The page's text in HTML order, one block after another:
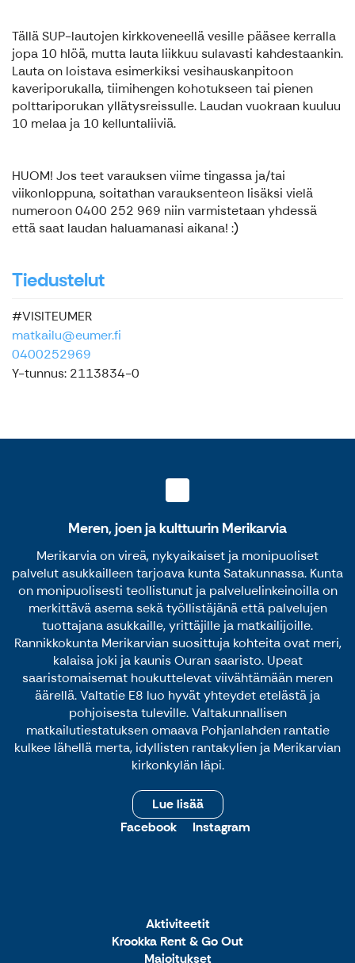
Tällä SUP-lautojen kirkkoveneellä vesille pääsee kerralla
jopa 10 hlöä, mutta lauta liikkuu sulavasti kahdestaankin.
Lauta on loistava esimerkiksi vesihauskanpitoon
kaveriporukalla, tiimihengen kohotukseen tai pienen
polttariporukan yllätysreissulle. Laudan vuokraan kuuluu
10 melaa ja 10 kelluntaliiviä.
HUOM! Jos teet varauksen viime tingassa ja/tai
viikonloppuna, soitathan varauksenteon lisäksi vielä
numeroon 0400 252 969 niin varmistetaan yhdessä
että saat laudan haluamanasi aikana! :)
Tiedustelut
#VISITEUMER
matkailu@eumer.fi
0400252969
Y-tunnus: 2113834-0
Meren, joen ja kulttuurin Merikarvia
Merikarvia on vireä, nykyaikaiset ja monipuoliset
palvelut asukkailleen tarjoava kunta Satakunnassa. Kunta
on monipuolisesti teollistunut ja palveluelinkeinoilla on
merkittävä asema sekä työllistäjänä että palvelujen
tuottajana asukkaille, yrittäjille ja matkailijoille.
Rannikkokunta Merikarvian suosittuja kohteita ovat meri,
kalaisa joki ja kaunis Ouran saaristo. Upeat
saaristomaisemat houkuttelevat viivähtämään meren
äärellä. Valtatie E8 luo hyvät yhteydet etelästä ja
pohjoisesta tuleville. Valtakunnallisen
matkailutiestatuksen omaava Pohjanlahden rantatie
kulkee lähellä merta, idyllisten rantakylien ja Merikarvian
kirkonkylän läpi.
Lue lisää
Facebook
Instagram
Aktiviteetit
Krookka Rent & Go Out
Majoitukset